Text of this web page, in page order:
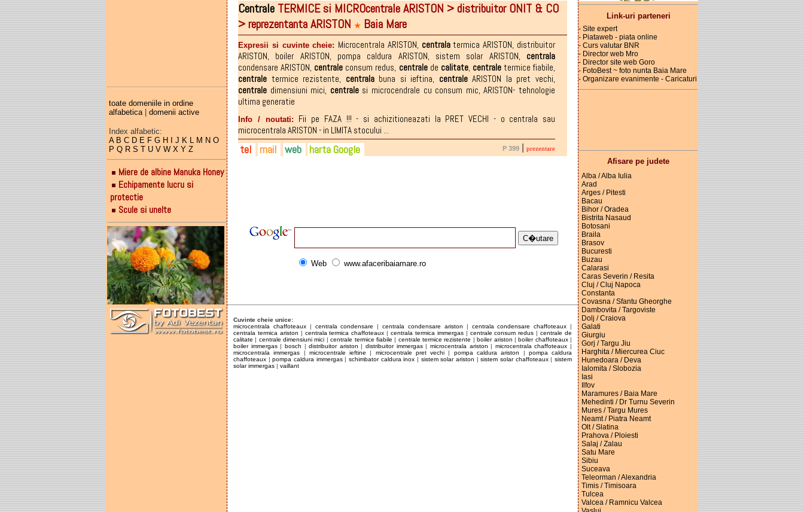
toate domeniile in ordine
alfabetica| domenii active
Index alfabetic:
A B C D E F G H J K L M N O
P Q R S T U V W X Y Z
Miere de albine Manuka Honey
Echipamente lucru si
protectie
Scule si unelte
0362-418.948
0723-157.441
0722-874.958
onitmonica@yahoo.com
onitalin@yahoo.com
onit.ro
facebook.com/pages/Sc-OnitCo-Srl/5766205224...
Centrale TERMICE si MICROcentrale ARISTON > distribuitor ONIT & CO
> reprezentanta ARISTON ★ Baia Mare
Expresii si cuvinte cheie: Microcentrala ARISTON, centralatermica ARISTON, distribuitor
ARISTON, boiler ARISTON, pompa caldura ARISTON, sistem solar ARISTON, centrala
condensare ARISTON, centrale consum redus, centralede calitate, centraletermice fiabile,
centrale termice rezistente, centralabuna si ieftina, centraleARISTON la pret vechi,
centrale dimensiuni mici, centralesi microcendrale cu consum mic,ARISTON- tehnologie
ultima generatie
Info / noutati: Fii pe FAZA !!! - si achizitioneazati la PRET VECHI - o centrala sau
microcentrala ARISTON - in LIMITA stocului ...
tel mail web harta Google P 399 prezentare
Web www.afaceribaiamare.ro
Cuvinte cheie unice:
microcentrala chaffoteaux| centrala condensare |centrala condensare ariston | centrala condensare chaffoteaux |
centrala termica ariston | centrala termica chaffoteaux |centrala termica immergas| centrale consum redus |centrale de
calitate | centrale dimensiuni mici |centrale termice fiabile | centrale termice rezistente |boiler ariston |boiler chaffoteaux|
boiler immergas| bosch |distribuitor ariston | distribuitor immergas| microcentrala ariston | microcentrala chaffoteaux |
microcentrala immergas | microcentrale ieftine | microcentrale pret vechi | pompa caldura ariston | pompa caldura
chaffoteaux |pompa caldura immergas|schimbator caldura inox | sistem solar ariston |sistem solar chaffoteaux|sistem
solar immergas | vaillant
Link-uri parteneri
- Site expert
- Piataweb - piata online
- Curs valutar BNR
- Director web Mro
- Director site web Goro
- FotoBest ~ foto nunta Baia Mare
- Organizare evanimente - Caricaturi
Afisare pe judete
Alba / Alba Iulia
Arad
Arges / Pitesti
Bacau
Bihor / Oradea
Bistrita Nasaud
Botosani
Braila
Brasov
Bucuresti
Buzau
Calarasi
Caras Severin / Resita
Cluj / Cluj Napoca
Constanta
Covasna / Sfantu Gheorghe
Dambovita / Targoviste
Dolj / Craiova
Galati
Giurgiu
Gorj / Targu Jiu
Harghita / Miercurea Ciuc
Hunedoara / Deva
Ialomita / Slobozia
Iasi
Ilfov
Maramures / Baia Mare
Mehedinti / Dr Turnu Severin
Mures / Targu Mures
Neamt / Piatra Neamt
Olt / Slatina
Prahova / Ploiesti
Salaj / Zalau
Satu Mare
Sibiu
Suceava
Teleorman / Alexandria
Timis / Timisoara
Tulcea
Valcea / Ramnicu Valcea